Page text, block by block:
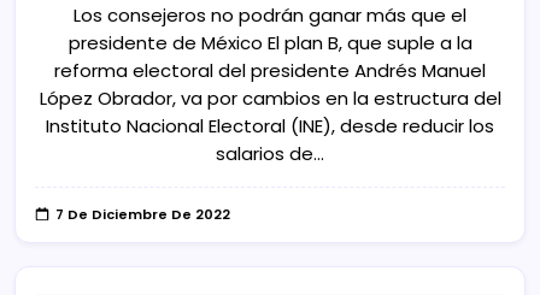
Los consejeros no podrán ganar más que el
presidente de México El plan B, que suple a la
reforma electoral del presidente Andrés Manuel
López Obrador, va por cambios en la estructura del
Instituto Nacional Electoral (INE), desde reducir los
salarios de…
7 De Diciembre De 2022